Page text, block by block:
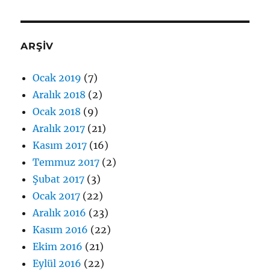
ARŞİV
Ocak 2019 (7)
Aralık 2018 (2)
Ocak 2018 (9)
Aralık 2017 (21)
Kasım 2017 (16)
Temmuz 2017 (2)
Şubat 2017 (3)
Ocak 2017 (22)
Aralık 2016 (23)
Kasım 2016 (22)
Ekim 2016 (21)
Eylül 2016 (22)